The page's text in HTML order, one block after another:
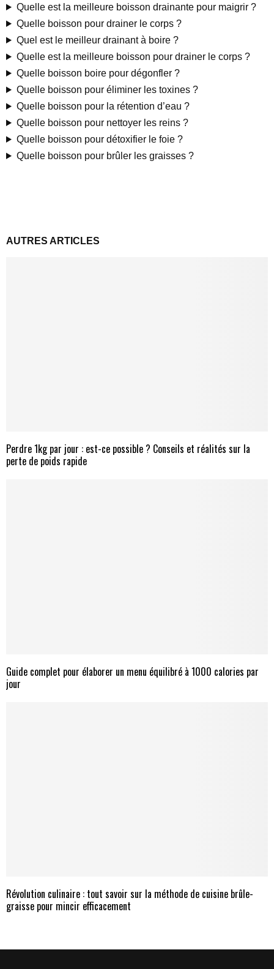
Quelle est la meilleure boisson drainante pour maigrir ?
Quelle boisson pour drainer le corps ?
Quel est le meilleur drainant à boire ?
Quelle est la meilleure boisson pour drainer le corps ?
Quelle boisson boire pour dégonfler ?
Quelle boisson pour éliminer les toxines ?
Quelle boisson pour la rétention d’eau ?
Quelle boisson pour nettoyer les reins ?
Quelle boisson pour détoxifier le foie ?
Quelle boisson pour brûler les graisses ?
AUTRES ARTICLES
Perdre 1kg par jour : est-ce possible ? Conseils et réalités sur la
perte de poids rapide
Guide complet pour élaborer un menu équilibré à 1000 calories par
jour
Révolution culinaire : tout savoir sur la méthode de cuisine brûle-
graisse pour mincir efficacement